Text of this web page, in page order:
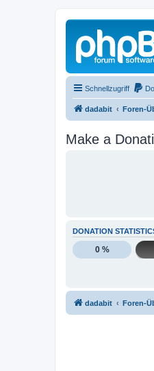
Schnellzugriff
dadabit Foren-
Make a
DONATION
0 %
dadabit Foren-